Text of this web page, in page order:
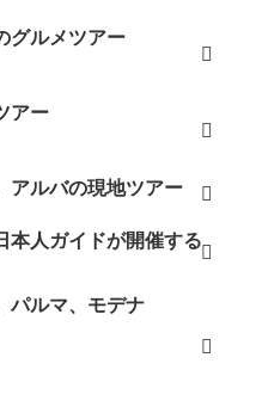
グルメツアー
アー
アルバの現地ツアー
本人ガイドが開催する
パルマ、モデナ